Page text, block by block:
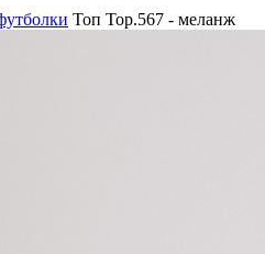
Топ Top.567 - меланж